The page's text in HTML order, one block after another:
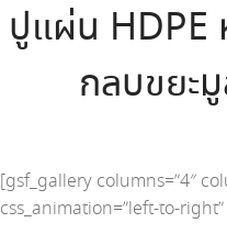
ปูแผ่น HDPE
กลบขยะ
[gsf_gallery columns=”4″
css_animation=”left-to-